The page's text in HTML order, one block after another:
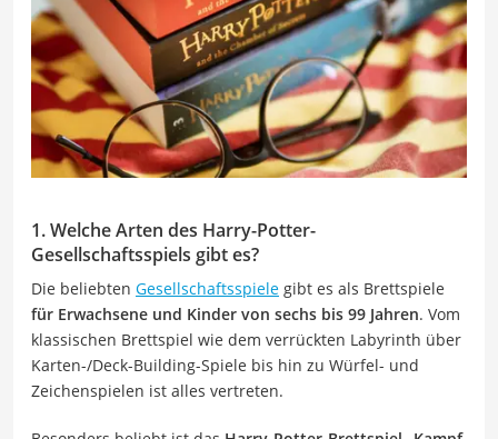
1. Welche Arten des Harry-Potter-
Gesellschaftsspiels gibt es?
Die beliebten Gesellschaftsspiele gibt es als Brettspiele
für Erwachsene und Kinder von sechs bis 99 Jahren. Vom
klassischen Brettspiel wie dem verrückten Labyrinth über
Karten-/Deck-Building-Spiele bis hin zu Würfel- und
Zeichenspielen ist alles vertreten.